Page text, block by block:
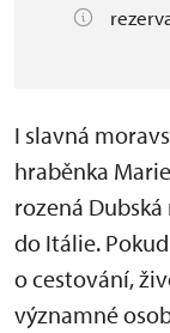
I slavná
hraběnka
rozená
do Itálie.
o cestování,
významné